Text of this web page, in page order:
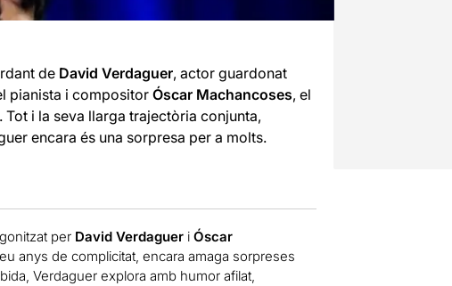
de David Verdaguer, actor guardonat
pianista i compositor Óscar Machancoses, el
Tot i la seva llarga trajectòria conjunta,
encara és una sorpresa per a molts.
per David Verdagueri Óscar
anys de complicitat, encara amaga sorpreses
Verdaguer explora amb humor afilat,